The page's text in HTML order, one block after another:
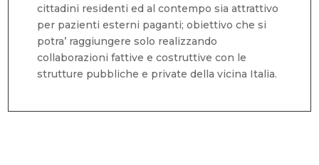
cittadini residenti ed al contempo sia attrattivo
per pazienti esterni paganti; obiettivo che si
potra’ raggiungere solo realizzando
collaborazioni fattive e costruttive con le
strutture pubbliche e private della vicina Italia.